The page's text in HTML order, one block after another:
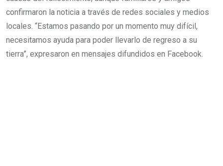
confirmaron la noticia a través de redes sociales y medios
locales. “Estamos pasando por un momento muy difícil,
necesitamos ayuda para poder llevarlo de regreso a su
tierra”, expresaron en mensajes difundidos en Facebook.